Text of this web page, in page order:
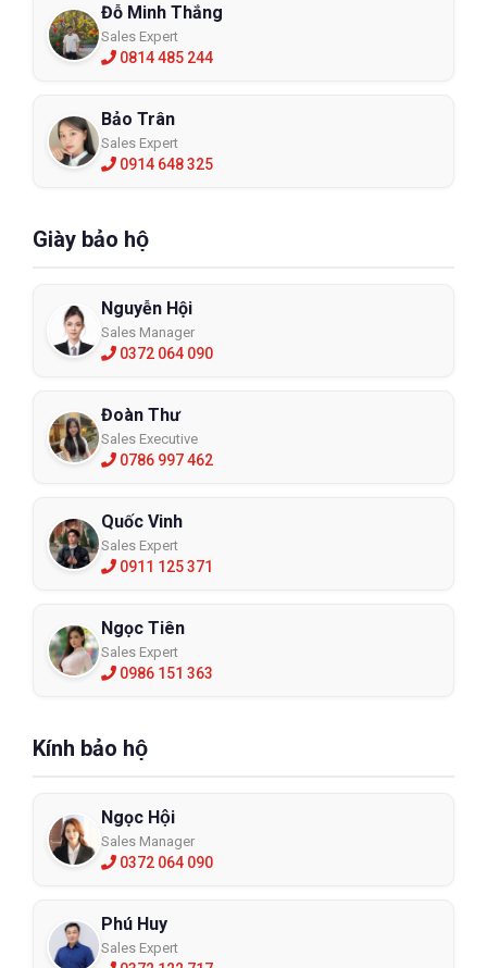
Đỗ Minh Thắng
Sales Expert
0814 485 244
Bảo Trân
Sales Expert
0914 648 325
Giày bảo hộ
Nguyễn Hội
Sales Manager
0372 064 090
Đoàn Thư
Sales Executive
0786 997 462
Quốc Vinh
Sales Expert
0911 125 371
Ngọc Tiên
Sales Expert
0986 151 363
Kính bảo hộ
Ngọc Hội
Sales Manager
0372 064 090
Phú Huy
Sales Expert